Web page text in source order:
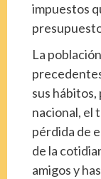
impuestos
La
sus
nacional, el
pérdida de
de la
amigos y